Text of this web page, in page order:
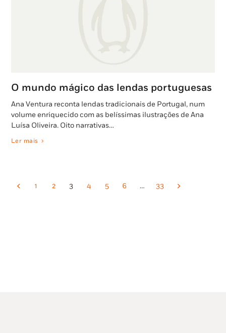
O mundo mágico das lendas portuguesas
Ana Ventura reconta lendas tradicionais de Portugal, num
volume enriquecido com as belíssimas ilustrações de Ana
Luísa Oliveira. Oito narrativas…
Ler mais
1 2 3 4 5 6 … 33